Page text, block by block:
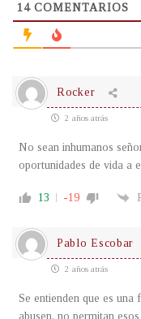
14COMENTARIOS
Rocker
2 años atrás
No sean inhumanos
oportunidades de vida a
13 -19
Pablo Escobar
2 años atrás
Se entienden que es
abusen, no permitan